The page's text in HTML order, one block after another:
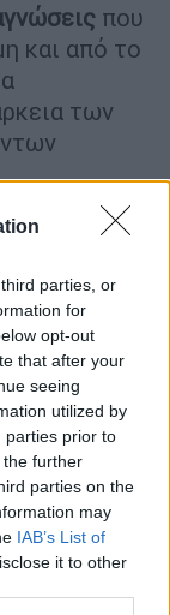
parties, or
for
opt-out
that after your
seeing
utilized by
parties prior to
further
parties on the
may
IAB’s List of
it to other
που
και από το
των
για
ο
στο
που